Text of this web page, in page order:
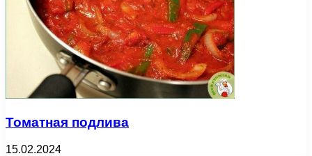
Томатная подлива
15.02.2024